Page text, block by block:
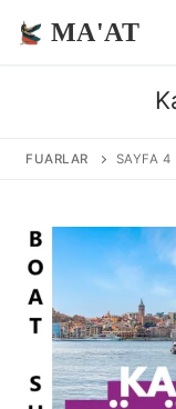
atla
MA'AT
FUARLAR SAYFA 4